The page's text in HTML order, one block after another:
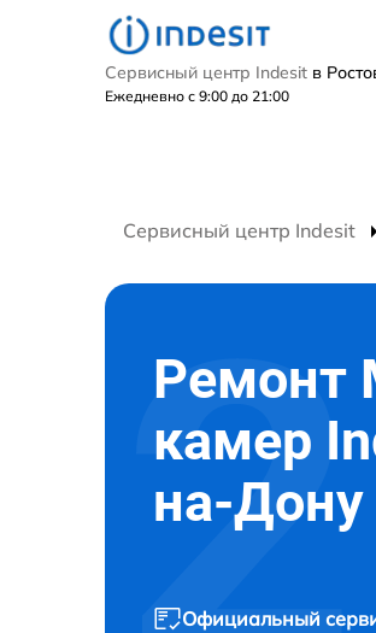
Сервисный центр Indesit в
Ежедневно с 9:00 до 21:00
Сервисный центр Indesit
Ремонт
камер
на-Дону
Официальный